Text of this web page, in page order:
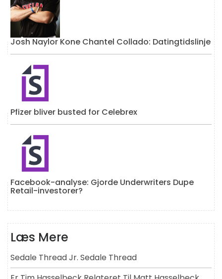
Josh Naylor Kone Chantel Collado: Datingtidslinje
Pfizer bliver busted for Celebrex
Facebook-analyse: Gjorde Underwriters Dupe
Retail-investorer?
Læs Mere
Sedale Thread Jr. Sedale Thread